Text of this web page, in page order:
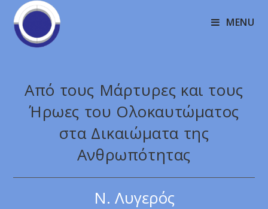
MENU
Από τους Μάρτυρες και τους
Ήρωες του Ολοκαυτώματος
στα Δικαιώματα της
Ανθρωπότητας
Ν. Λυγερός